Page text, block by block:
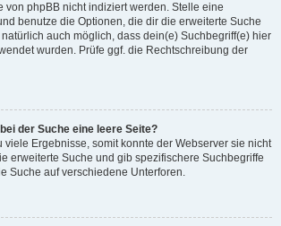
von phpBB nicht indiziert werden. Stelle eine
benutze die Optionen, die dir die erweiterte Suche
auch möglich, dass dein(e) Suchbegriff(e) hier
wurden. Prüfe ggf. die Rechtschreibung der
der Suche eine leere Seite?
viele Ergebnisse, somit konnte der Webserver sie nicht
erweiterte Suche und gib spezifischere Suchbegriffe
Suche auf verschiedene Unterforen.